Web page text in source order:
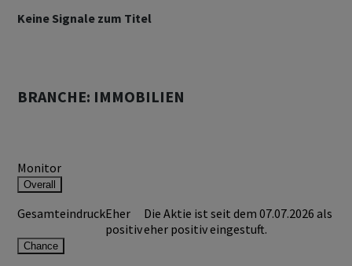
Keine Signale zum Titel
BRANCHE: IMMOBILIEN
Monitor
Overall
GesamteindruckEher
positiv
Die Aktie ist seit dem 07.07.2026 als
eher positiv eingestuft.
Chance